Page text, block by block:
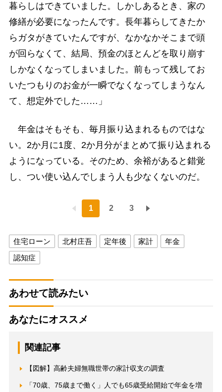
暮らしはできていました。しかしあるとき、家の
修繕が必要になったんです。長年暮らしてきたか
らガタがきていたんですが、なかなかそこまで頭
が回らなくて、結局、預金のほとんどを取り崩す
しかなくなってしまいました。前もって残してお
いたつもりのお金が一瞬でなくなってしまうなん
て、想定外でした……」
年金はそもそも、毎月振り込まれるものではな
い。2か月に1度、2か月分がまとめて振り込まれる
ようになっている。そのため、余裕があると錯覚
し、つい使い込んでしまう人も少なくないのだ。
1 2 3
住宅ローン 北村庄吾 定年後 家計
年金
認知症
あわせて読みたい
あなたにオススメ
関連記事
【図解】高齢夫婦無職世帯の家計収支の調査
「70歳、75歳まで働く」人でも65歳受給開始で年金を増